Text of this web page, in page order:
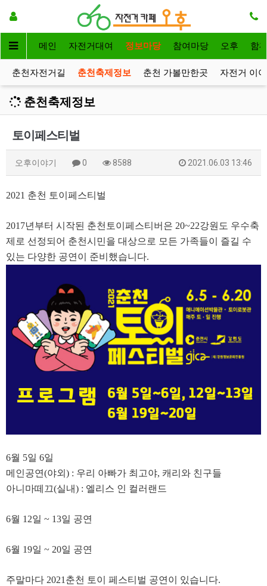
메인 자전거대여 정보마당 참여마당 오후 함
춘천자전거길 춘천축제정보 춘천 가볼만한곳 자전거 이
춘천축제정보
토이페스티벌
오후이야기 0 8588 2021.06.03 13:46
2021 춘천 토이페스티벌
2017년부터 시작된 춘천토이페스티버은 20~22강원도 우수축
제로 선정되어 춘천시민을 대상으로 모든 가족들이 즐길 수
있는 다양한 공연이 준비했습니다.
6월 5일 6일
메인공연(야외) : 우리 아빠가 최고야, 캐리와 친구들
아니마떼끄(실내) : 엘리스 인 컬러랜드
6월 12일 ~ 13일 공연
6월 19일 ~ 20일 공연
주말마다 2021춘천 토이 페스티벌 공연이 있습니다.